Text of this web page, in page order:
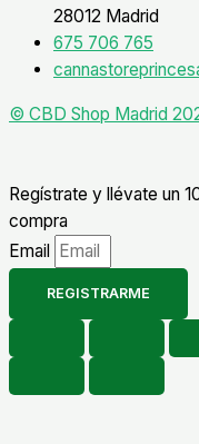
28012 Madrid
675 706 765
© CBD Shop Madrid
Regístrate y llévate un
compra
Email
REGISTRARME